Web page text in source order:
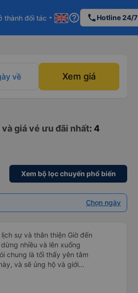
thành đối tác arrow_drop_down help_outline phoneHotline 24/7
về Xem giá
giá vé ưu đãi nhất: 4
Xem bộ lọc chuyến phổ biến
Chọn ngày
sự và thân thiện Giờ đến
nhiều và lên xuống
chung là tối thấy yên tâm
và sẽ ủng hộ và giới
vụ của nhà xe này